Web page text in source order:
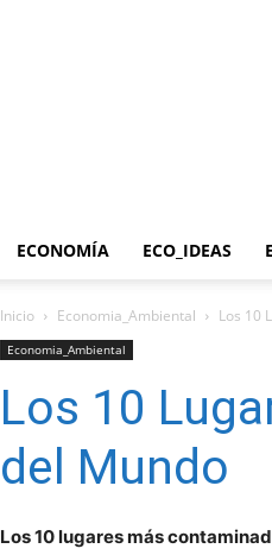
ECONOMÍA ECO_IDEAS
Inicio Economia_Ambiental Los 10
Economia_Ambiental
Los 10
del Mundo
Los 10 lugares más